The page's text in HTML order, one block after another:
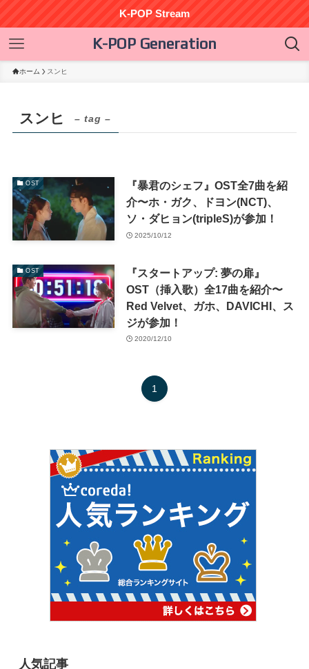
K-POP Stream
K-POP Generation
ホーム スンヒ
スンヒ – tag –
OST
『暴君のシェフ』OST全7曲を紹
介〜ホ・ガク、ドヨン(NCT)、
ソ・ダヒョン(tripleS)が参加！
2025/10/12
OST
『スタートアップ: 夢の扉』
OST（挿入歌）全17曲を紹介〜
Red Velvet、ガホ、DAVICHI、ス
ジが参加！
2020/12/10
1
人気記事